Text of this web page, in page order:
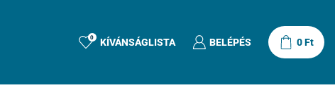
0 KÍVÁNSÁGLISTA BELÉPÉS 0Ft